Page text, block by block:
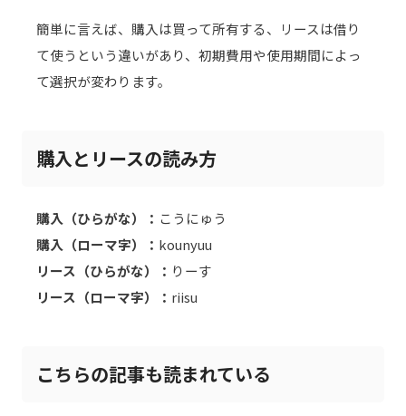
簡単に言えば、購入は買って所有する、リースは借り
て使うという違いがあり、初期費用や使用期間によっ
て選択が変わります。
購入とリースの読み方
購入（ひらがな）： こうにゅう
購入（ローマ字）： kounyuu
リース（ひらがな）： りーす
リース（ローマ字）： riisu
こちらの記事も読まれている